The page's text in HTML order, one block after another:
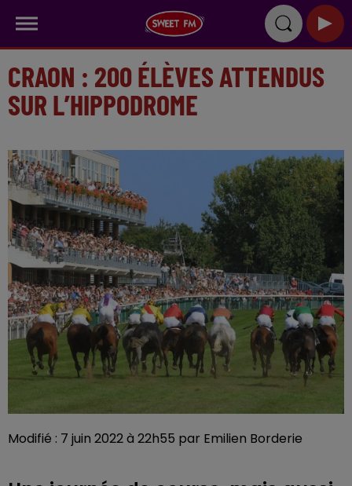
CRAON : 200 ÉLÈVES ATTENDUS
SUR L’HIPPODROME
Modifié : 7 juin 2022 à 22h55 par Emilien Borderie